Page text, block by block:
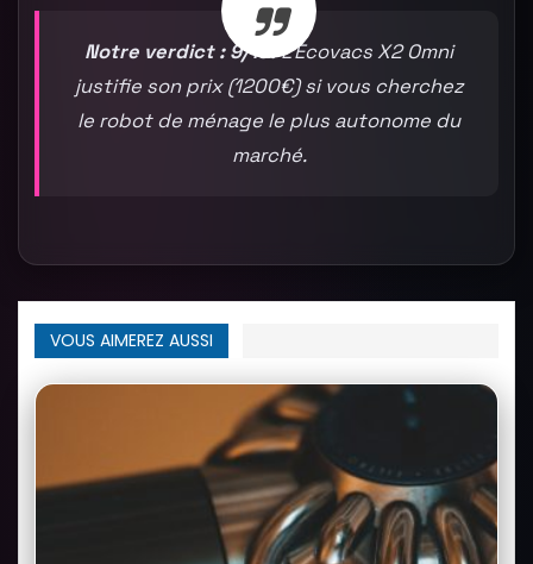
Notre verdict : 9/10.L’Ecovacs X2 Omni
justifie son prix (1200€) si vous cherchez
le robot de ménage le plus autonome du
marché.
VOUS AIMEREZ AUSSI